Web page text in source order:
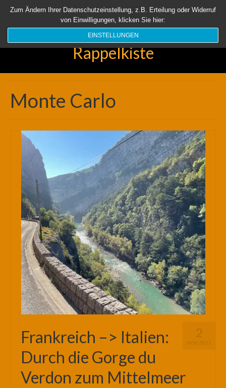
Startseite Aktuell Über uns Unsere Rappelkiste Länder
Suchen
Rappelkiste
Monte Carlo
2
NOV. 2021
Frankreich –> Italien:
Durch die Gorge du
Verdon zum Mittelmeer
Zum Ändern Ihrer Datenschutzeinstellung, z.B. Erteilung oder Widerruf
von Einwilligungen, klicken Sie hier:
EINSTELLUNGEN